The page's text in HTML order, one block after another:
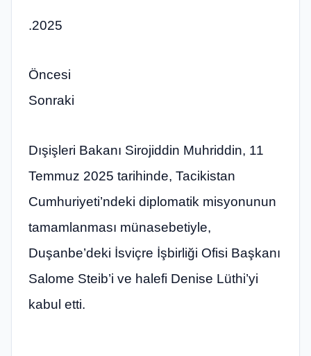
.2025
Öncesi
Sonraki
Dışişleri Bakanı Sirojiddin Muhriddin, 11
Temmuz 2025 tarihinde, Tacikistan
Cumhuriyeti’ndeki diplomatik misyonunun
tamamlanması münasebetiyle,
Duşanbe’deki İsviçre İşbirliği Ofisi Başkanı
Salome Steib’i ve halefi Denise Lüthi’yi
kabul etti.